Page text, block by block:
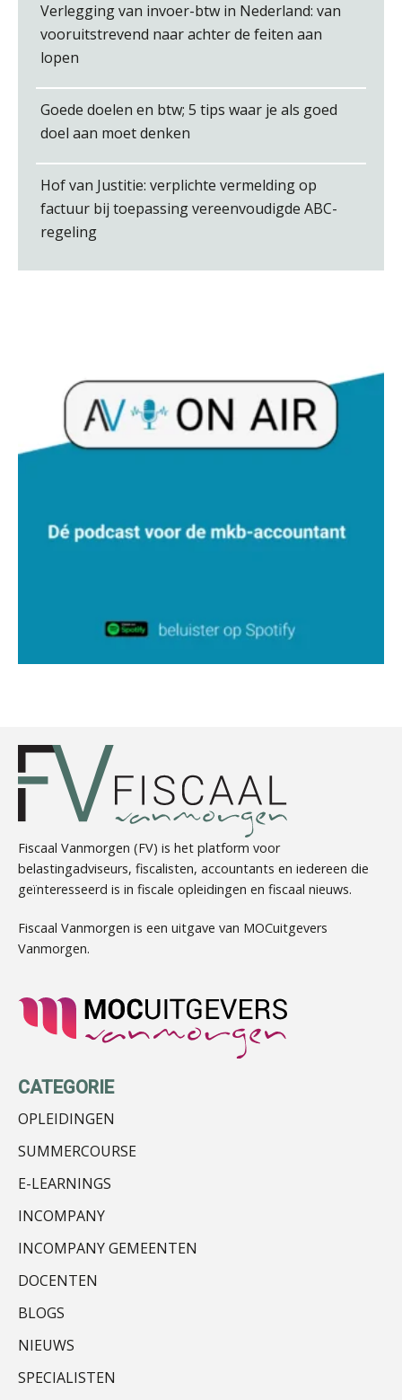
Teunis van den Berg
Edwin de Witte
Jan Wietsma
Chris Dijkstra
Alex Schrijver
Hans Geuns
Marja van den Oetelaar
Verlegging van invoer-btw in Nederland: van
vooruitstrevend naar achter de feiten aan
lopen
Goede doelen en btw; 5 tips waar je als goed
doel aan moet denken
Hof van Justitie: verplichte vermelding op
factuur bij toepassing vereenvoudigde ABC-
regeling
Fiscaal Vanmorgen (FV) is het platform voor
belastingadviseurs, fiscalisten, accountants en iedereen die
geïnteresseerd is in fiscale opleidingen en fiscaal nieuws.
Fiscaal Vanmorgen is een uitgave van MOCuitgevers
Vanmorgen.
CATEGORIE
OPLEIDINGEN
SUMMERCOURSE
E-LEARNINGS
INCOMPANY
INCOMPANY GEMEENTEN
DOCENTEN
BLOGS
NIEUWS
SPECIALISTEN